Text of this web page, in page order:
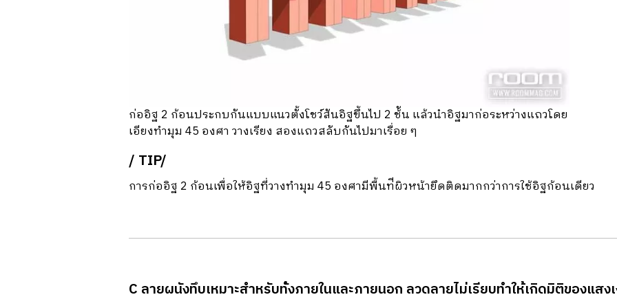
ก่ออิฐ 2 ก้อนประกบกันแบบแนวตั้งโชว์สันอิฐขึ้นไป 2 ช้ัน แล้วนําอิฐมาก่อระหว่างแถวโดย
เอียงทํามุม 45 องศา วางเรียง สองแถวสลับกันไปมาเรื่อย ๆ
/ TIP/
การก่ออิฐ 2 ก้อนเพื่อให้อิฐที่วางทํามุม 45 องศามีพื้นท่ีผิวหน้ายึดติดมากกว่าการใช้อิฐก้อนเดียว
C ลายผนังทึบเหมาะสําหรับท้ังภายในและภายนอก ลวดลายไม่เรียบทําให้เกิดมิติของแสง